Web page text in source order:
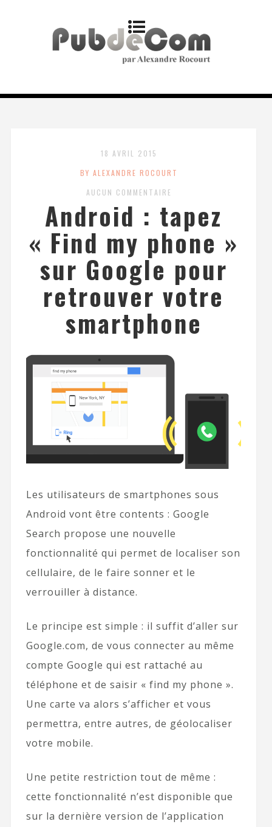
18 AVRIL 2015
BY ALEXANDRE ROCOURT
AUCUN COMMENTAIRE
Android : tapez
« Find my phone »
sur Google pour
retrouver votre
smartphone
Les utilisateurs de smartphones sous
Android vont être contents : Google
Search propose une nouvelle
fonctionnalité qui permet de localiser son
cellulaire, de le faire sonner et le
verrouiller à distance.
Le principe est simple : il suffit d’aller sur
Google.com, de vous connecter au même
compte Google qui est rattaché au
téléphone et de saisir « find my phone ».
Une carte va alors s’afficher et vous
permettra, entre autres, de géolocaliser
votre mobile.
Une petite restriction tout de même :
cette fonctionnalité n’est disponible que
sur la dernière version de l’application